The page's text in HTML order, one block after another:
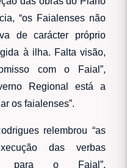
“os Faialenses não
de carácter próprio
à ilha. Falta visão,
com o Faial”,
Regional está a
os faialenses”.
relembrou “as
das verbas
para o Faial”,